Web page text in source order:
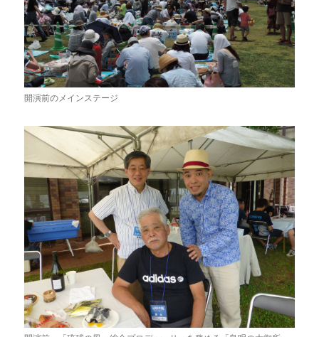
開演前のメインステージ